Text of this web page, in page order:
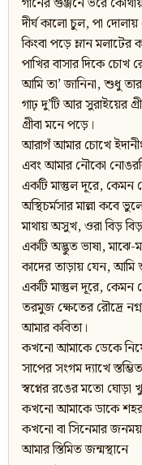
দীর্ঘ কালো চুল, পা
কিংবা পড়ে ম্লান
পাখির বাসার দিকে চোখ
আমি তা’ জানিনা, শুধু
গাঢ় দু’টি আর সুরাইয়ের
গ্রীবা মনে পড়ে।
আরাগঁ আমার চোখে
এবং আমার নৌকো
একটি মাস্তুল দূরে, কেমন
অস্থিচর্মসার মাল্লা কবে
মাথায় অসুখ, ওরা বিড়
একটি অদ্ভুত ভাষা, মাঝে-
কাদের তাড়ায় যেন, আমি
একটি মাস্তুল দূরে, কেমন
তরমুজ ক্ষেতের রৌদ্রে
আমার কবিতা।
কখনো আমাকে ডেকে
সাপের সংগম দ্যাখে
স্বপ্নের রঙের মতো ঘোড়া
কখনো আমাকে ডাকে
কখনো বা সিনেমার
আমার স্তিমিত জন্মস্থানে